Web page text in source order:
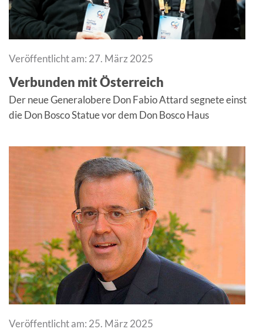
Veröffentlicht am: 27. März 2025
Verbunden mit Österreich
Der neue Generalobere Don Fabio Attard segnete einst
die Don Bosco Statue vor dem Don Bosco Haus
Veröffentlicht am: 25. März 2025